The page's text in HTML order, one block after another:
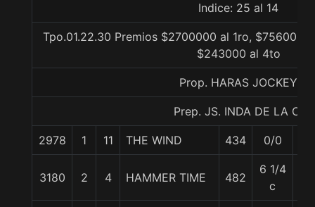
Indice: 25 al 14
Tpo.01.22.30 Premios $2700000 al 1ro, $756000
$243000 al 4to
Prop. HARAS JOCKEY
Prep. JS. INDA DE LA C.
2978 1 11 THE WIND 434 0/0
3180 2 4 HAMMER TIME 482
6 1/4
c